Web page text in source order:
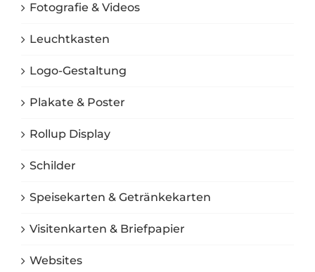
Fotografie & Videos
Leuchtkasten
Logo-Gestaltung
Plakate & Poster
Rollup Display
Schilder
Speisekarten & Getränkekarten
Visitenkarten & Briefpapier
Websites